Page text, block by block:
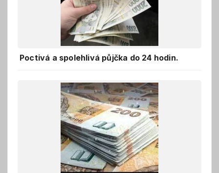
Poctivá a spolehlivá půjčka do 24 hodin.